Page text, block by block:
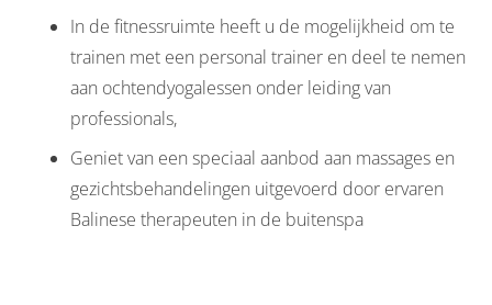
In de fitnessruimte heeft u de mogelijkheid om te
trainen met een personal trainer en deel te nemen
aan ochtendyogalessen onder leiding van
professionals,
Geniet van een speciaal aanbod aan massages en
gezichtsbehandelingen uitgevoerd door ervaren
Balinese therapeuten in de buitenspa